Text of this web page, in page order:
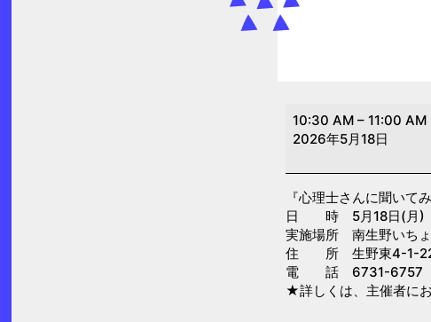
心
理
ん
に
聞
い
て
10:30 AM – 11:00 AM
2026年5月18日
『心理士さんに聞いてみ
日 時 5月18日(月)
実施場所 南生野いち
住 所 生野東4-1-
電 話 6731-6757
★詳しくは、主催者に